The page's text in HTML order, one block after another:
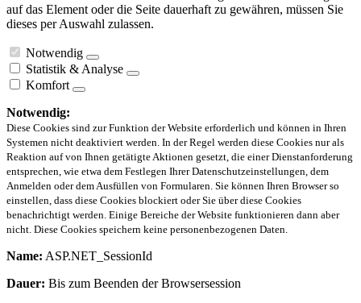
auf das Element oder die Seite dauerhaft zu gewähren, müssen Sie
dieses per Auswahl zulassen.
Notwendig
Statistik & Analyse
Komfort
Notwendig:
Diese Cookies sind zur Funktion der Website erforderlich und können in Ihren
Systemen nicht deaktiviert werden. In der Regel werden diese Cookies nur als
Reaktion auf von Ihnen getätigte Aktionen gesetzt, die einer Dienstanforderung
entsprechen, wie etwa dem Festlegen Ihrer Datenschutzeinstellungen, dem
Anmelden oder dem Ausfüllen von Formularen. Sie können Ihren Browser so
einstellen, dass diese Cookies blockiert oder Sie über diese Cookies
benachrichtigt werden. Einige Bereiche der Website funktionieren dann aber
nicht. Diese Cookies speichern keine personenbezogenen Daten.
Name: ASP.NET_SessionId
Dauer: Bis zum Beenden der Browsersession